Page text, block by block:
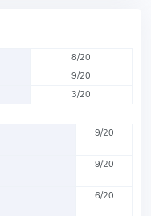
8/20
9/20
3/20
9/20
9/20
6/20